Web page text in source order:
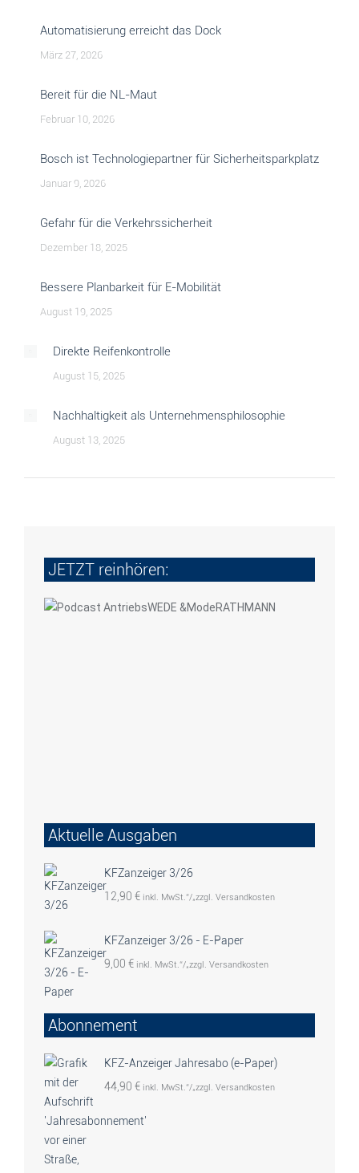
Automatisierung erreicht das Dock
März 27, 2026
Bereit für die NL-Maut
Februar 10, 2026
Bosch ist Technologiepartner für Sicherheitsparkplatz
Januar 9, 2026
Gefahr für die Verkehrssicherheit
Dezember 18, 2025
Bessere Planbarkeit für E-Mobilität
August 19, 2025
Direkte Reifenkontrolle
August 15, 2025
Nachhaltigkeit als Unternehmensphilosophie
August 13, 2025
JETZT reinhören:
Aktuelle Ausgaben
KFZanzeiger 3/26
12,90 € inkl. MwSt.“/„zzgl. Versandkosten
KFZanzeiger 3/26 - E-Paper
9,00 € inkl. MwSt.“/„zzgl. Versandkosten
Abonnement
KFZ-Anzeiger Jahresabo (e-Paper)
44,90 € inkl. MwSt.“/„zzgl. Versandkosten